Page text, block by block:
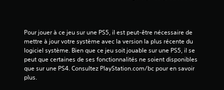
6
3
8
Pour jouer à ce jeu sur une PS5, il est peut-être nécessaire de
mettre à jour votre système avec la version la plus récente du
logiciel système. Bien que ce jeu soit jouable sur une PS5, il se
peut que certaines de ses fonctionnalités ne soient disponibles
que sur une PS4. Consultez PlayStation.com/bc pour en savoir
plus.